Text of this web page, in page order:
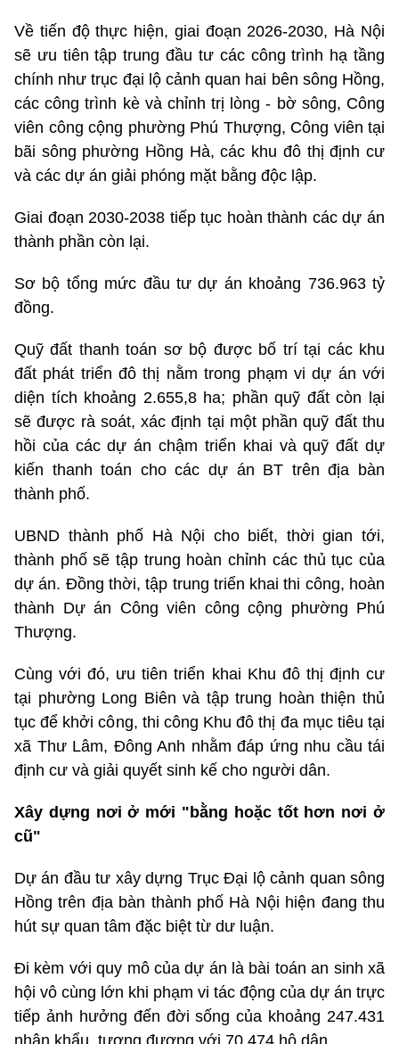
Về tiến độ thực hiện, giai đoạn 2026-2030, Hà Nội
sẽ ưu tiên tập trung đầu tư các công trình hạ tầng
chính như trục đại lộ cảnh quan hai bên sông Hồng,
các công trình kè và chỉnh trị lòng - bờ sông, Công
viên công cộng phường Phú Thượng, Công viên tại
bãi sông phường Hồng Hà, các khu đô thị định cư
và các dự án giải phóng mặt bằng độc lập.
Giai đoạn 2030-2038 tiếp tục hoàn thành các dự án
thành phần còn lại.
Sơ bộ tổng mức đầu tư dự án khoảng 736.963 tỷ
đồng.
Quỹ đất thanh toán sơ bộ được bố trí tại các khu
đất phát triển đô thị nằm trong phạm vi dự án với
diện tích khoảng 2.655,8 ha; phần quỹ đất còn lại
sẽ được rà soát, xác định tại một phần quỹ đất thu
hồi của các dự án chậm triển khai và quỹ đất dự
kiến thanh toán cho các dự án BT trên địa bàn
thành phố.
UBND thành phố Hà Nội cho biết, thời gian tới,
thành phố sẽ tập trung hoàn chỉnh các thủ tục của
dự án. Đồng thời, tập trung triển khai thi công, hoàn
thành Dự án Công viên công cộng phường Phú
Thượng.
Cùng với đó, ưu tiên triển khai Khu đô thị định cư
tại phường Long Biên và tập trung hoàn thiện thủ
tục để khởi công, thi công Khu đô thị đa mục tiêu tại
xã Thư Lâm, Đông Anh nhằm đáp ứng nhu cầu tái
định cư và giải quyết sinh kế cho người dân.
Xây dựng nơi ở mới "bằng hoặc tốt hơn nơi ở
cũ"
Dự án đầu tư xây dựng Trục Đại lộ cảnh quan sông
Hồng trên địa bàn thành phố Hà Nội hiện đang thu
hút sự quan tâm đặc biệt từ dư luận.
Đi kèm với quy mô của dự án là bài toán an sinh xã
hội vô cùng lớn khi phạm vi tác động của dự án trực
tiếp ảnh hưởng đến đời sống của khoảng 247.431